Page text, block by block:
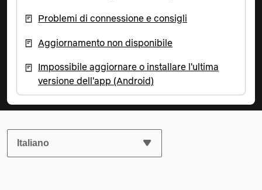
Problemi di connessione e consigli
Aggiornamento non disponibile
Impossibile aggiornare o installare l'ultima
versione dell'app (Android)
SELEZIONA LA LINGUA PREFERITA: